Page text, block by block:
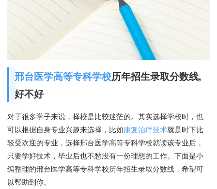
邢台医学高等专科学校历年招生录取分数线,
好不好
对于很多学子来说，择校是比较迷茫的。其实选择学校时，也
可以根据自身专业兴趣来选择，比如康复治疗技术就是时下比
较受欢迎的专业，选择邢台医学高等专科学校就读该专业后，
只要学好技术，毕业后也不愁没有一份理想的工作。下面是小
编整理的邢台医学高等专科学校历年招生录取分数线，希望可
以帮助到你。